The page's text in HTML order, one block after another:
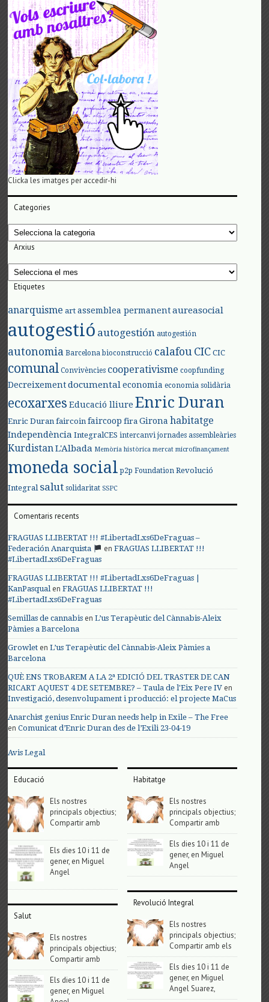
Clicka les imatges per accedir-hi
Categories
Categories
Arxius
Arxius
Etiquetes
anarquisme art assemblea permanent aureasocial
autogestió autogestión autogestión
autonomia Barcelona bioconstrucció calafouCIC CIC
comunal Convivències cooperativisme coopfunding
Decreixement documental economia economia solidària
ecoxarxes Educació lliure Enric Duran
Enric Duran faircoin faircoop fira Girona habitatge
Independència IntegralCES intercanvi jornades assembleàries
KurdistanL'Albada Memòria històrica mercat microfinançament
moneda social p2p Foundation Revolució
Integral salut solidaritat SSPC
Comentaris recents
FRAGUAS LLIBERTAT !!! #LibertadLxs6DeFraguas –
Federación Anarquista
enFRAGUAS LLIBERTAT !!!
#LibertadLxs6DeFraguas
FRAGUAS LLIBERTAT !!! #LibertadLxs6DeFraguas |
KanPasqualenFRAGUAS LLIBERTAT !!!
#LibertadLxs6DeFraguas
Semillas de cannabis enL’us Terapèutic del Cànnabis-Aleix
Pàmies a Barcelona
Growlet enL’us Terapèutic del Cànnabis-Aleix Pàmies a
Barcelona
QUÈ ENS TROBAREM A LA 2ª EDICIÓ DEL TRASTER DE CAN
RICART AQUEST 4 DE SETEMBRE? – Taula de l'Eix Pere IV en
Investigació, desenvolupament i producció: el projecte MaCus
Anarchist genius Enric Duran needs help in Exile – The Free
enComunicat d’Enric Duran des de l’Exili 23-04-19
Avis Legal
Educació
Els nostres
principals objectius;
Compartir amb
Els dies 10 i 11 de
gener, en Miguel
Angel
Salut
Els nostres
principals objectius;
Compartir amb
Els dies 10 i 11 de
gener, en Miguel
Habitatge
Els nostres
principals objectius;
Compartir amb
Els dies 10 i 11 de
gener, en Miguel
Angel
Revolució Integral
Els nostres
principals objectius;
Compartir amb els
Els dies 10 i 11 de
gener, en Miguel
Angel Suarez,